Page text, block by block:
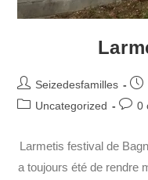
Seizedesfamilles
Uncategorized
0
Larmetis festival de
a toujours été de rendre